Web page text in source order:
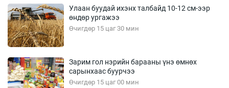
Улаан буудай ихэнх талбайд 10-12 см-ээр
өндөр ургажээ
Өчигдөр 15 цаг 30 мин
Зарим гол нэрийн барааны үнэ өмнөх
сарынхаас буурчээ
Өчигдөр 15 цаг 00 мин